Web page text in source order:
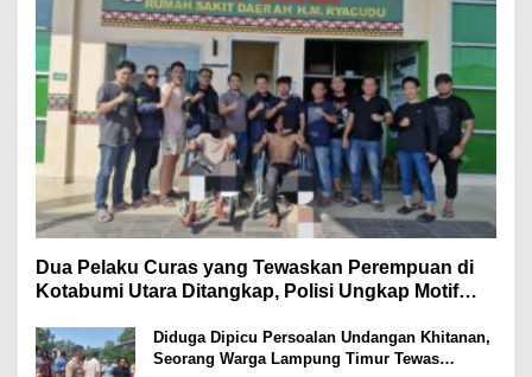
Dua Pelaku Curas yang Tewaskan Perempuan di
Kotabumi Utara Ditangkap, Polisi Ungkap Motif
Diduga Dipicu Persoalan Undangan Khitanan,
Seorang Warga Lampung Timur Tewas